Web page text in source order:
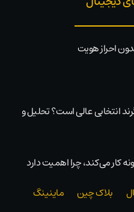
احراز هویت
در ۲۰۲۵ از بیت‌گرند انتخابی عالی است؟ تحلیل و
می‌کند، چرا اهمیت دارد
بلاک‌ چین
ماینینگ